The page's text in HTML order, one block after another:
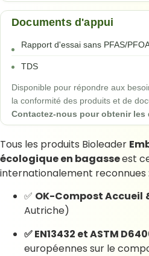
Tous les produits Bioleader
écologique en bagasseest
internationalement reconnues :
✅ OK-Compost Accueil
Autriche)
✅ EN13432 et ASTM
européennes sur le
Documents d'appui
Rapport d'essai sans PFAS/
TDS
Disponible pour répondre aux
la conformité des produits et de
Contactez-nous pour obtenir les